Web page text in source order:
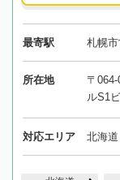
最寄駅 札幌
所在地
〒
ルS1
対応エリア 北海道